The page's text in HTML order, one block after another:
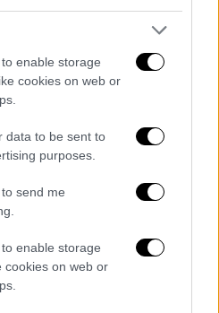
enable storage
cookies on web or
data to be sent to
purposes.
send me
enable storage
cookies on web or
αθλητή του
ίλιγγο με τα
του